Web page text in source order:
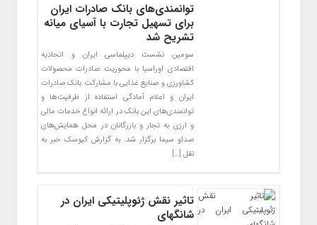
توانمندی‌های بانک صادرات ایران
برای تسهیل تجارت با آسیای میانه
تشریح شد
سومین نشست دیپلماسی ایران و اتحادیه
اقتصادی اوراسیا با محوریت صادرات محصولات
کشاورزی و صنایع غذایی با مشارکت بانک صادرات
ایران و اعلام آمادگی استفاده از ظرفیت‌ها و
توانمندی‌های این بانک در ارائه انواع خدمات مالی
و ارزی به تجار و بازرگانان در محل همایش‌های
صداو سیما برگزار شد. به گزارش کیوسک خبر به
نقل […]
تاثیر نقش ژئوپلیتیکی ایران در
شانگهای